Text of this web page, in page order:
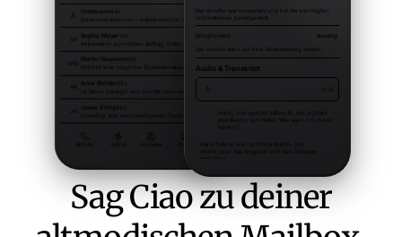
Sag Ciao zu deiner